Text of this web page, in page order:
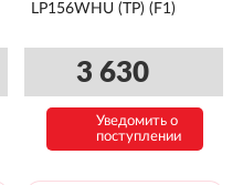
LP156WHU (TP) (F1)
3 630
Уведомить о
поступлении